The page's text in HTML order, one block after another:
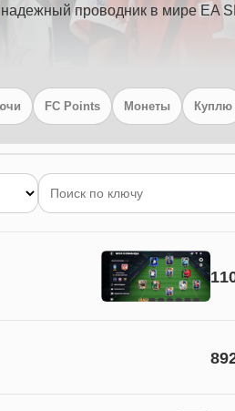
проводник в мире EA
FC Points Монеты Куплю